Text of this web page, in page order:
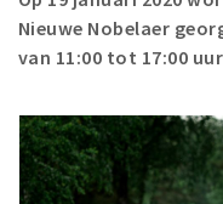
Winkelgebieden
Parkeren
Bezienswaardigheden
Musea, theaters &
Uitjes & activiteiten
Nieuwe Nobelaer
van 11:00 tot 17:00